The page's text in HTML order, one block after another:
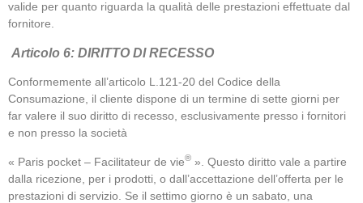
valide per quanto riguarda la qualità delle prestazioni effettuate dal
fornitore.
Articolo 6: DIRITTO DI RECESSO
Conformemente all’articolo L.121-20 del Codice della
Consumazione, il cliente dispone di un termine di sette giorni per
far valere il suo diritto di recesso, esclusivamente presso i fornitori
e non presso la società
« Paris pocket – Facilitateur de vie® ». Questo diritto vale a partire
dalla ricezione, per i prodotti, o dall’accettazione dell’offerta per le
prestazioni di servizio. Se il settimo giorno è un sabato, una